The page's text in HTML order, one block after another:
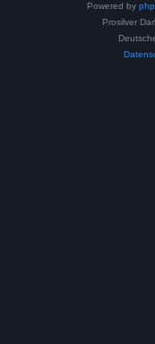
Powered by
Prosilver